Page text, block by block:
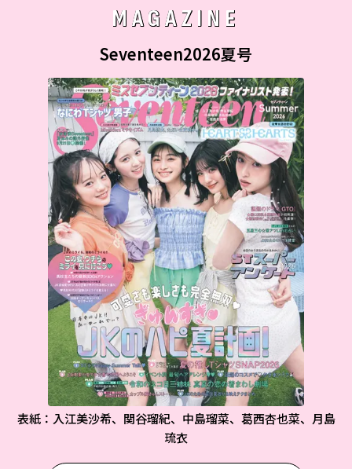
MAGAZINE
Seventeen2026夏号
表紙：入江美沙希、関谷瑠紀、中島瑠菜、葛西杏也菜、月島
琉衣